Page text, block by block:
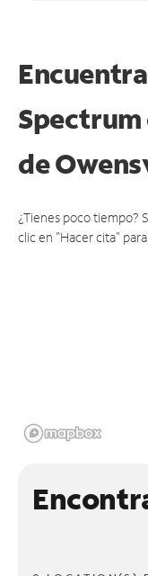
Spectrum
de
¿Tienes poco tiempo?
clic en "Hacer cita"